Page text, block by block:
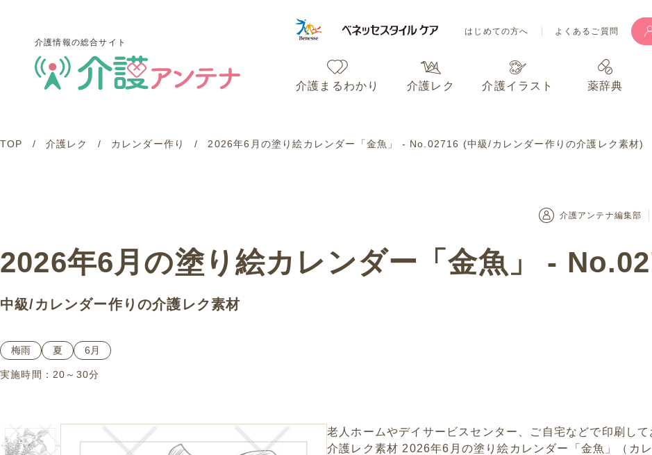
介護情報の総合サイト
はじめての方へ よくあるご質問
介護まるわかり 介護レク 介護イラスト 薬辞典
介護情報の総合サイト
TOP 介護レク カレンダー作り 2026年6月の塗り絵カレンダー「金魚」 - No.02716 (中級/カレンダー作りの介護レク素材)
介護アンテナ編集部
2026年6月の塗り絵カレンダー「金魚」 -
中級/カレンダー作りの介護レク素材
梅雨 夏 6月
実施時間： 20～30分
老人ホームやデイサービスセンター、ご自宅などで印刷し
介護レク素材 2026年6月の塗り絵カレンダー「金魚」（カ